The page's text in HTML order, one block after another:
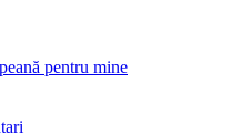
pentru mine